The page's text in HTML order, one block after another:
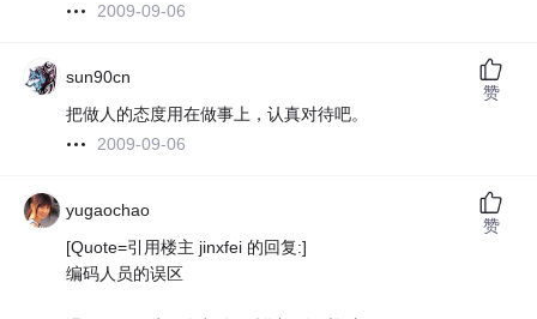
2009-09-06
sun90cn
把做人的态度用在做事上，认真对待吧。
2009-09-06
赞
yugaochao
[Quote=引用楼主 jinxfei 的回复:]
编码人员的误区
赞